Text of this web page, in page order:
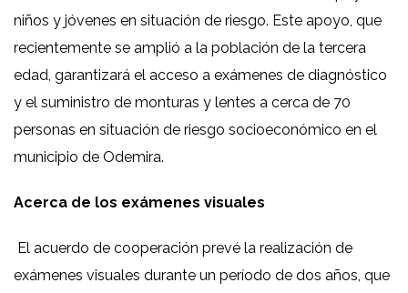
niños y jóvenes en situación de riesgo. Este apoyo, que
recientemente se amplió a la población de la tercera
edad, garantizará el acceso a exámenes de diagnóstico
y el suministro de monturas y lentes a cerca de 70
personas en situación de riesgo socioeconómico en el
municipio de Odemira.
Acerca de los exámenes visuales
El acuerdo de cooperación prevé la realización de
exámenes visuales durante un período de dos años, que